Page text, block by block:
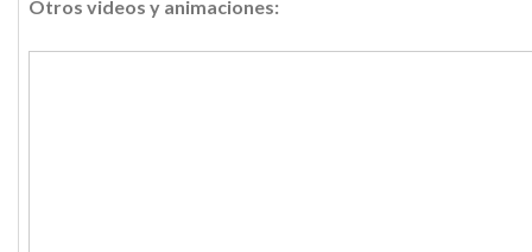
Otros videos y animaciones: